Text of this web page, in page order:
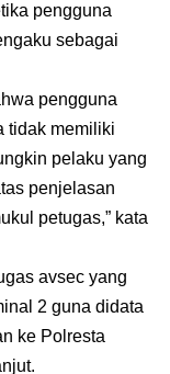
pengguna
sebagai
pengguna
tidak memiliki
pelaku yang
penjelasan
petugas,” kata
avsec yang
2 guna didata
ke Polresta